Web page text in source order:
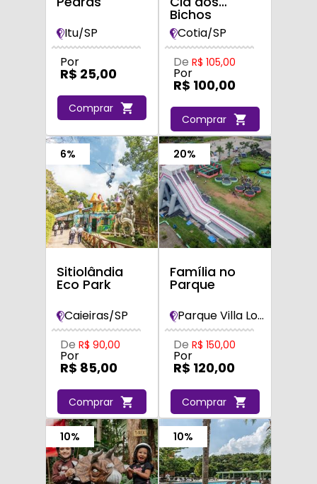
Itu/SP
Por
R$ 25,00
Comprar
Bichos
Cotia/SP
De R$ 105,00
Por
R$ 100,00
Comprar
6%
Sitiolândia
Eco Park
Caieiras/SP
De R$ 90,00
Por
R$ 85,00
Comprar
20%
Família no
Parque
Parque Villa Lobos - Zona Oeste/SP
De R$ 150,00
Por
R$ 120,00
Comprar
10% 10%